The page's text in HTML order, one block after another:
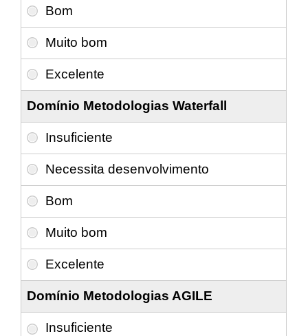
Domínio Metodologias Waterfall
Domínio Metodologias AGILE